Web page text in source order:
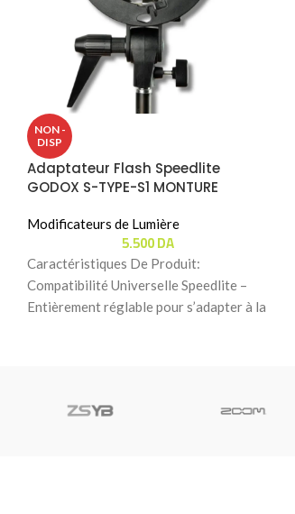
NON -
DISP
Adaptateur Flash Speedlite
GODOX S-TYPE-S1 MONTURE
Modificateurs de Lumière
5.500DA
Caractéristiques De Produit:
Compatibilité Universelle Speedlite –
Entièrement réglable pour s’adapter à la